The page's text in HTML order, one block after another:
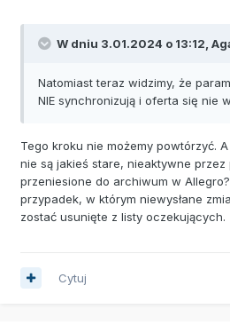
W dniu 3.01.2024 o 13:12,
Natomiast teraz widzimy, że
NIE synchronizują i oferta się nie
Tego kroku nie możemy powtórzyć.
nie są jakieś stare, nieaktywne przez
przeniesione do archiwum w
przypadek, w którym niewysłane
zostać usunięte z listy oczekujących.
Cytuj